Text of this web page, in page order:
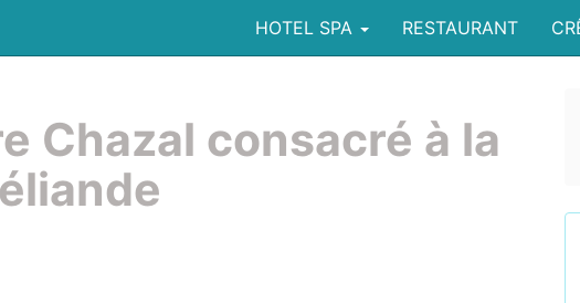
HOTEL SPA RESTAURANT
Chazal consacré à la